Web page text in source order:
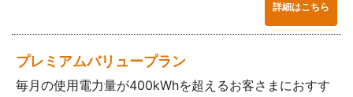
詳細はこちら
プレミアムバリュープラン
毎月の使用電力量が400kWhを超えるお客さまにおすす